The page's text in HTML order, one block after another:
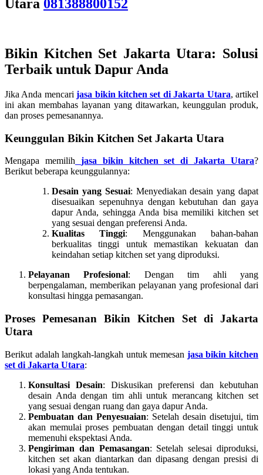
Utara 081388800152
Bikin Kitchen Set Jakarta Utara: Solusi
Terbaik untuk Dapur Anda
Jika Anda mencarijasa bikin kitchen set di Jakarta Utara, artikel
ini akan membahas layanan yang ditawarkan, keunggulan produk,
dan proses pemesanannya.
Keunggulan Bikin Kitchen Set Jakarta Utara
Mengapa memilih jasa bikin kitchen set di Jakarta Utara?
Berikut beberapa keunggulannya:
Desain yang Sesuai: Menyediakan desain yang dapat
disesuaikan sepenuhnya dengan kebutuhan dan gaya
dapur Anda, sehingga Anda bisa memiliki kitchen set
yang sesuai dengan preferensi Anda.
Kualitas Tinggi: Menggunakan bahan-bahan
berkualitas tinggi untuk memastikan kekuatan dan
keindahan setiap kitchen set yang diproduksi.
Pelayanan Profesional: Dengan tim ahli yang
berpengalaman, memberikan pelayanan yang profesional dari
konsultasi hingga pemasangan.
Proses Pemesanan Bikin Kitchen Set di Jakarta
Utara
Berikut adalah langkah-langkah untuk memesan jasa bikin kitchen
set di Jakarta Utara:
Konsultasi Desain: Diskusikan preferensi dan kebutuhan
desain Anda dengan tim ahli untuk merancang kitchen set
yang sesuai dengan ruang dan gaya dapur Anda.
Pembuatan dan Penyesuaian: Setelah desain disetujui, tim
akan memulai proses pembuatan dengan detail tinggi untuk
memenuhi ekspektasi Anda.
Pengiriman dan Pemasangan: Setelah selesai diproduksi,
kitchen set akan diantarkan dan dipasang dengan presisi di
lokasi yang Anda tentukan.